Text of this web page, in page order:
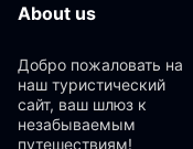
About us
Добро пожаловать на
наш туристический
сайт, ваш шлюз к
незабываемым
путешествиям!